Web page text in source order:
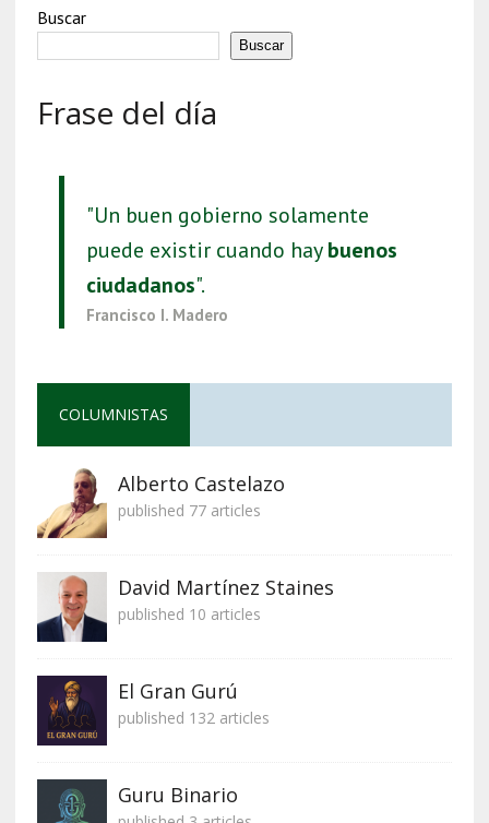
Buscar
Buscar
Frase del día
"Un buen gobierno solamente
puede existir cuando haybuenos
ciudadanos".
Francisco I. Madero
COLUMNISTAS
Alberto Castelazo
published 77 articles
David Martínez Staines
published 10 articles
El Gran Gurú
published 132 articles
Guru Binario